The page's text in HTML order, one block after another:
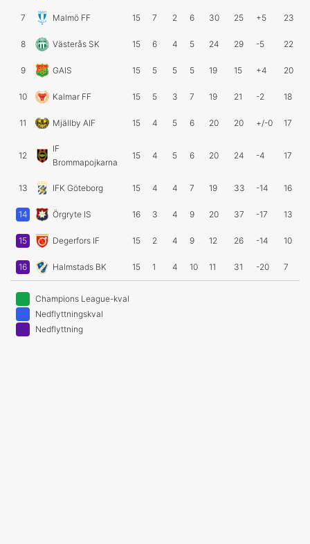
7 Malmö FF 15 7 2 6 30 25 +5 23
8 Västerås SK 15 6 4 5 24 29 -5 22
9 GAIS 15 5 5 5 19 15 +4 20
10 Kalmar FF 15 5 3 7 19 21 -2 18
11 Mjällby AIF 15 4 5 6 20 20 +/-0 17
12
IF
Brommapojkarna
15 4 5 6 20 24 -4 17
13 IFK Göteborg 15 4 4 7 19 33 -14 16
14 Örgryte IS 16 3 4 9 20 37 -17 13
15 Degerfors IF 15 2 4 9 12 26 -14 10
16 Halmstads BK 15 1 4 10 11 31 -20 7
Champions League-kval
Nedflyttningskval
Nedflyttning